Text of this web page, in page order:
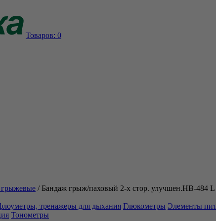
Товаров: 0
/ Бандаж грыж/паховый 2-х стор. улучшен.НВ-484 L
тренажеры для дыхания Глюкометры Элементы
Тонометры